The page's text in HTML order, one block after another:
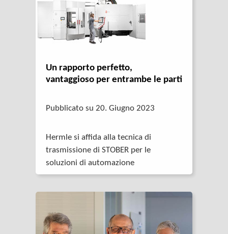
Un rapporto perfetto,
vantaggioso per entrambe le parti
Pubblicato su 20. Giugno 2023
Hermle si affida alla tecnica di
trasmissione di STOBER per le
soluzioni di automazione